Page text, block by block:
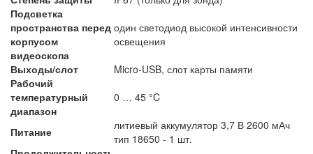
Подсветка
пространства перед
корпусом
видеоскопа
один светодиод высокой интенсивности
освещения
Выходы/слот
Micro-USB, слот карты памяти
Рабочий
температурный
диапазон
0 … 45 °C
Питание
литиевый аккумулятор 3,7 В 2600 мАч
тип 18650 - 1 шт.